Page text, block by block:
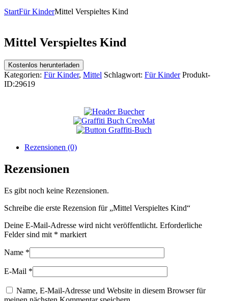
StartFür KinderMittel Verspieltes Kind
Mittel Verspieltes Kind
Kostenlos herunterladen
Kategorien: Für Kinder, Mittel Schlagwort: Für Kinder Produkt-
ID:29619
Rezensionen (0)
Rezensionen
Es gibt noch keine Rezensionen.
Schreibe die erste Rezension für „Mittel Verspieltes Kind“
Deine E-Mail-Adresse wird nicht veröffentlicht. Erforderliche
Felder sind mit * markiert
Name *
E-Mail *
Name, E-Mail-Adresse und Website in diesem Browser für